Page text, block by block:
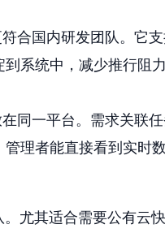
合国内研发团队。它
系统中，减少推行阻
同一平台。需求关联
理者能直接看到实时
尤其适合需要公有云